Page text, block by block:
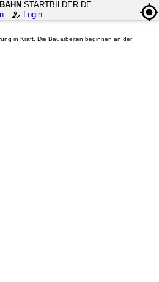
BAHN .STARTBILDER.DE
Login
in Kraft. Die Bauarbeiten beginnen an der